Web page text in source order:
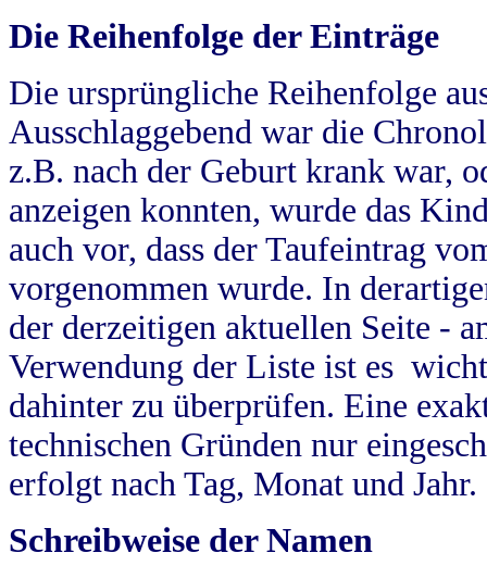
Die Reihenfolge der Einträge
Die ursprüngliche Reihenfolge
Ausschlaggebend war die
z.B. nach der Geburt krank war,
anzeigen konnten, wurde das
auch vor, dass der Taufeintrag
vorgenommen wurde. In
der derzeitigen aktuellen Seite -
Verwendung der Liste ist es
dahinter zu überprüfen. Eine
technischen Gründen nur
erfolgt nach Tag, Monat und Jahr.
Schreibweise der Namen